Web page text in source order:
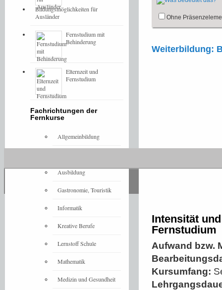
Ohne
Weiterbildung:
Intensität
Fernstudium
Aufwand bzw.
Kursumfang:
Bildungsmöglichkeiten für
Ausländer
Fernstudium mit
Behinderung
Elternzeit und
Fernstudium
Fachrichtungen der
Fernkurse
Allgemeinbildung
Ausbildung
Gastronomie, Touristik
Informatik
Kreative Berufe
Lernstoff Schule
Mathematik
Medizin und Gesundheit